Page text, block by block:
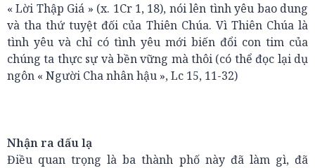
« Lời Thập Giá » (x. 1Cr 1, 18), nói lên tình yêu bao dung
và tha thứ tuyệt đối của Thiên Chúa. Vì Thiên Chúa là
tình yêu và chỉ có tình yêu mới biến đổi con tim của
chúng ta thực sự và bền vững mà thôi (có thể đọc lại dụ
ngôn « Người Cha nhân hậu », Lc 15, 11-32)
Nhận ra dấu lạ
Điều quan trọng là ba thành phố này đã làm gì, đã